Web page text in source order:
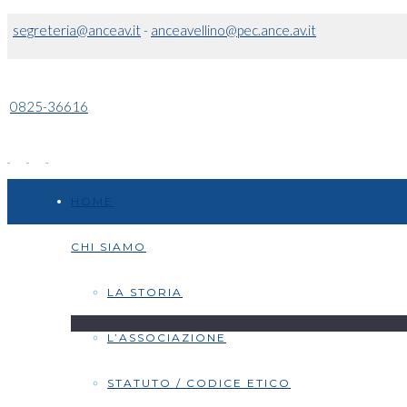
segreteria@anceav.it- anceavellino@pec.ance.av.it
0825-36616
CHI SIAMO
LA STORIA
L’ASSOCIAZIONE
STATUTO / CODICE ETICO